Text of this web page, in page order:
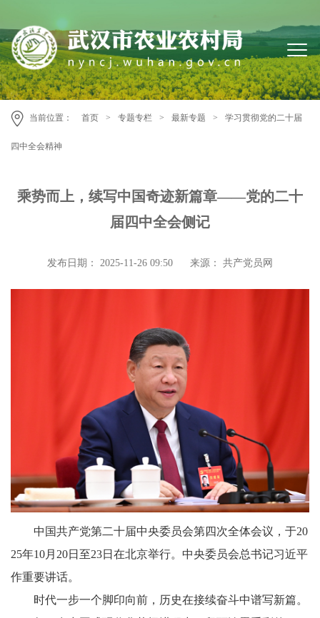
当前位置： 首页 > 专题专栏 > 最新专题 > 学习贯彻党的二十届
四中全会精神
乘势而上，续写中国奇迹新篇章——党的二十
届四中全会侧记
发布日期： 2025-11-26 09:50 来源： 共产党员网
中国共产党第二十届中央委员会第四次全体会议，于20
25年10月20日至23日在北京举行。中央委员会总书记习近平
作重要讲话。
时代一步一个脚印向前，历史在接续奋斗中谱写新篇。